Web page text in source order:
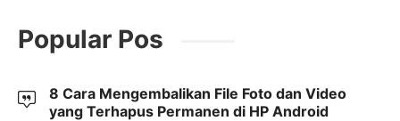
Popular Pos
8 Cara Mengembalikan File Foto dan Video
yang Terhapus Permanen di HP Android